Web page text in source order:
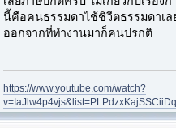
นี้คือคนธรรมดาไช้ชิวีตธรรมดาเ
ออกจากที่ทำงานมาก็คนปรกติ
https://www.youtube.com/watch?